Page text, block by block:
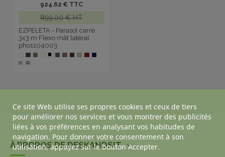
924.62 € TTC
899,00 € HT
EZPELETA - Parasol carré
3x3 m Flexo mât latéral
pho1104003
À PROPOS DE DESKANDSIT
Ce site Web utilise ses propres cookies et ceux de tiers
pour améliorer nos services et vous montrer des publicités
liées à vos préférences en analysant vos habitudes de
navigation. Pour donner votre consentement à son
utilisation, appuyez sur le bouton Accepter.